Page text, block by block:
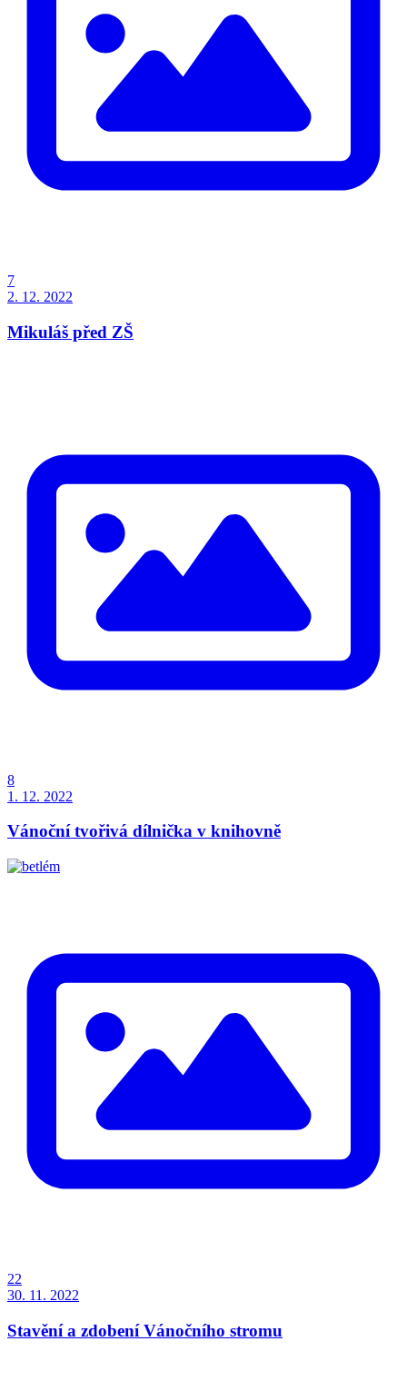
7
2. 12. 2022
Mikuláš před ZŠ
8
1. 12. 2022
Vánoční tvořivá dílnička v knihovně
22
30. 11. 2022
Stavění a zdobení Vánočního stromu